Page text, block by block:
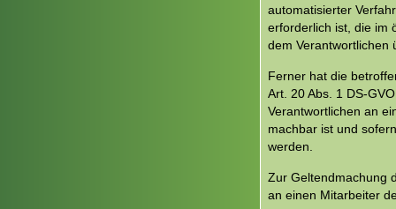
automatisierter
erforderlich ist, die im
dem Verantwortlichen
Ferner hat die
Art. 20 Abs. 1 DS-
Verantwortlichen an
machbar ist und
werden.
Zur Geltendmachung
an einen Mitarbeiter